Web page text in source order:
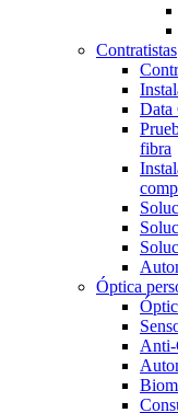
Contratistas
Data
fibra
Óptica
Anti-